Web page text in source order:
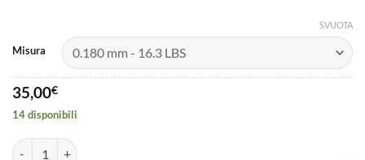
Misura
SVUOTA
35,00€
14 disponibili
Az Trading Filo Teflon Braid Multicolor 300mt quantità